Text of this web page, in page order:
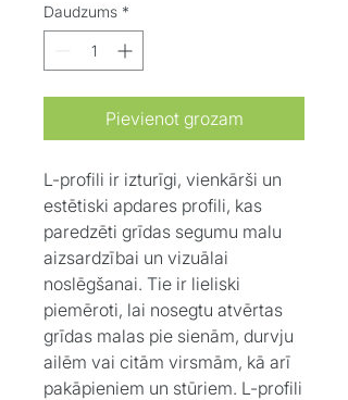
Daudzums *
Pievienot grozam
L-profili ir izturīgi, vienkārši un
estētiski apdares profili, kas
paredzēti grīdas segumu malu
aizsardzībai un vizuālai
noslēgšanai. Tie ir lieliski
piemēroti, lai nosegtu atvērtas
grīdas malas pie sienām, durvju
ailēm vai citām virsmām, kā arī
pakāpieniem un stūriem. L-profili